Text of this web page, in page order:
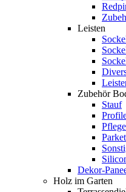
Leisten
Zubehör
Stauf
Dekor-
Holz im Garten